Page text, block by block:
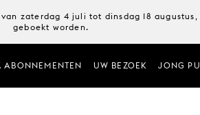
zaterdag 4 juli tot dinsdag 18
geboekt worden.
ABONNEMENTEN UW BEZOEK JONG